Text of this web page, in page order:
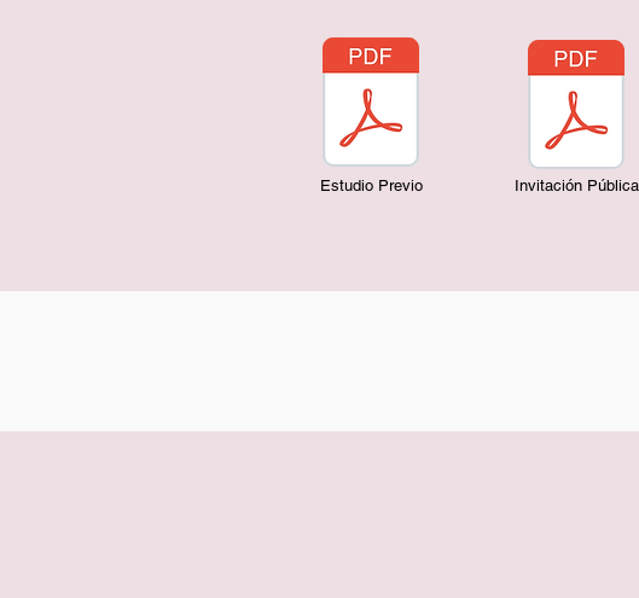
Estudio Previo Invitación Pública